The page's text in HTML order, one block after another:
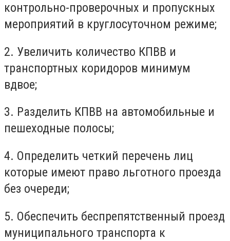
контрольно-проверочных и пропускных
мероприятий в круглосуточном режиме;
2. Увеличить количество КПВВ и
транспортных коридоров минимум
вдвое;
3. Разделить КПВВ на автомобильные и
пешеходные полосы;
4. Определить четкий перечень лиц
которые имеют право льготного проезда
без очереди;
5. Обеспечить беспрепятственный проезд
муниципального транспорта к